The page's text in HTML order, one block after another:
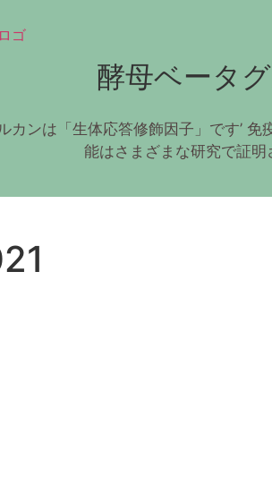
酵母ベータ
カンは「生体応答修飾因子」です’
能はさまざまな研究で証明